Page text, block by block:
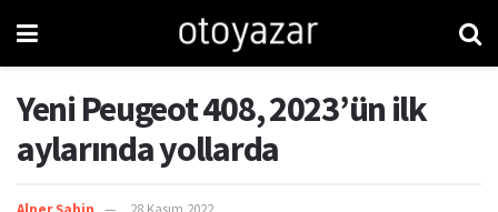
Yeni Peugeot 408, 2023’ün ilk
aylarında yollarda